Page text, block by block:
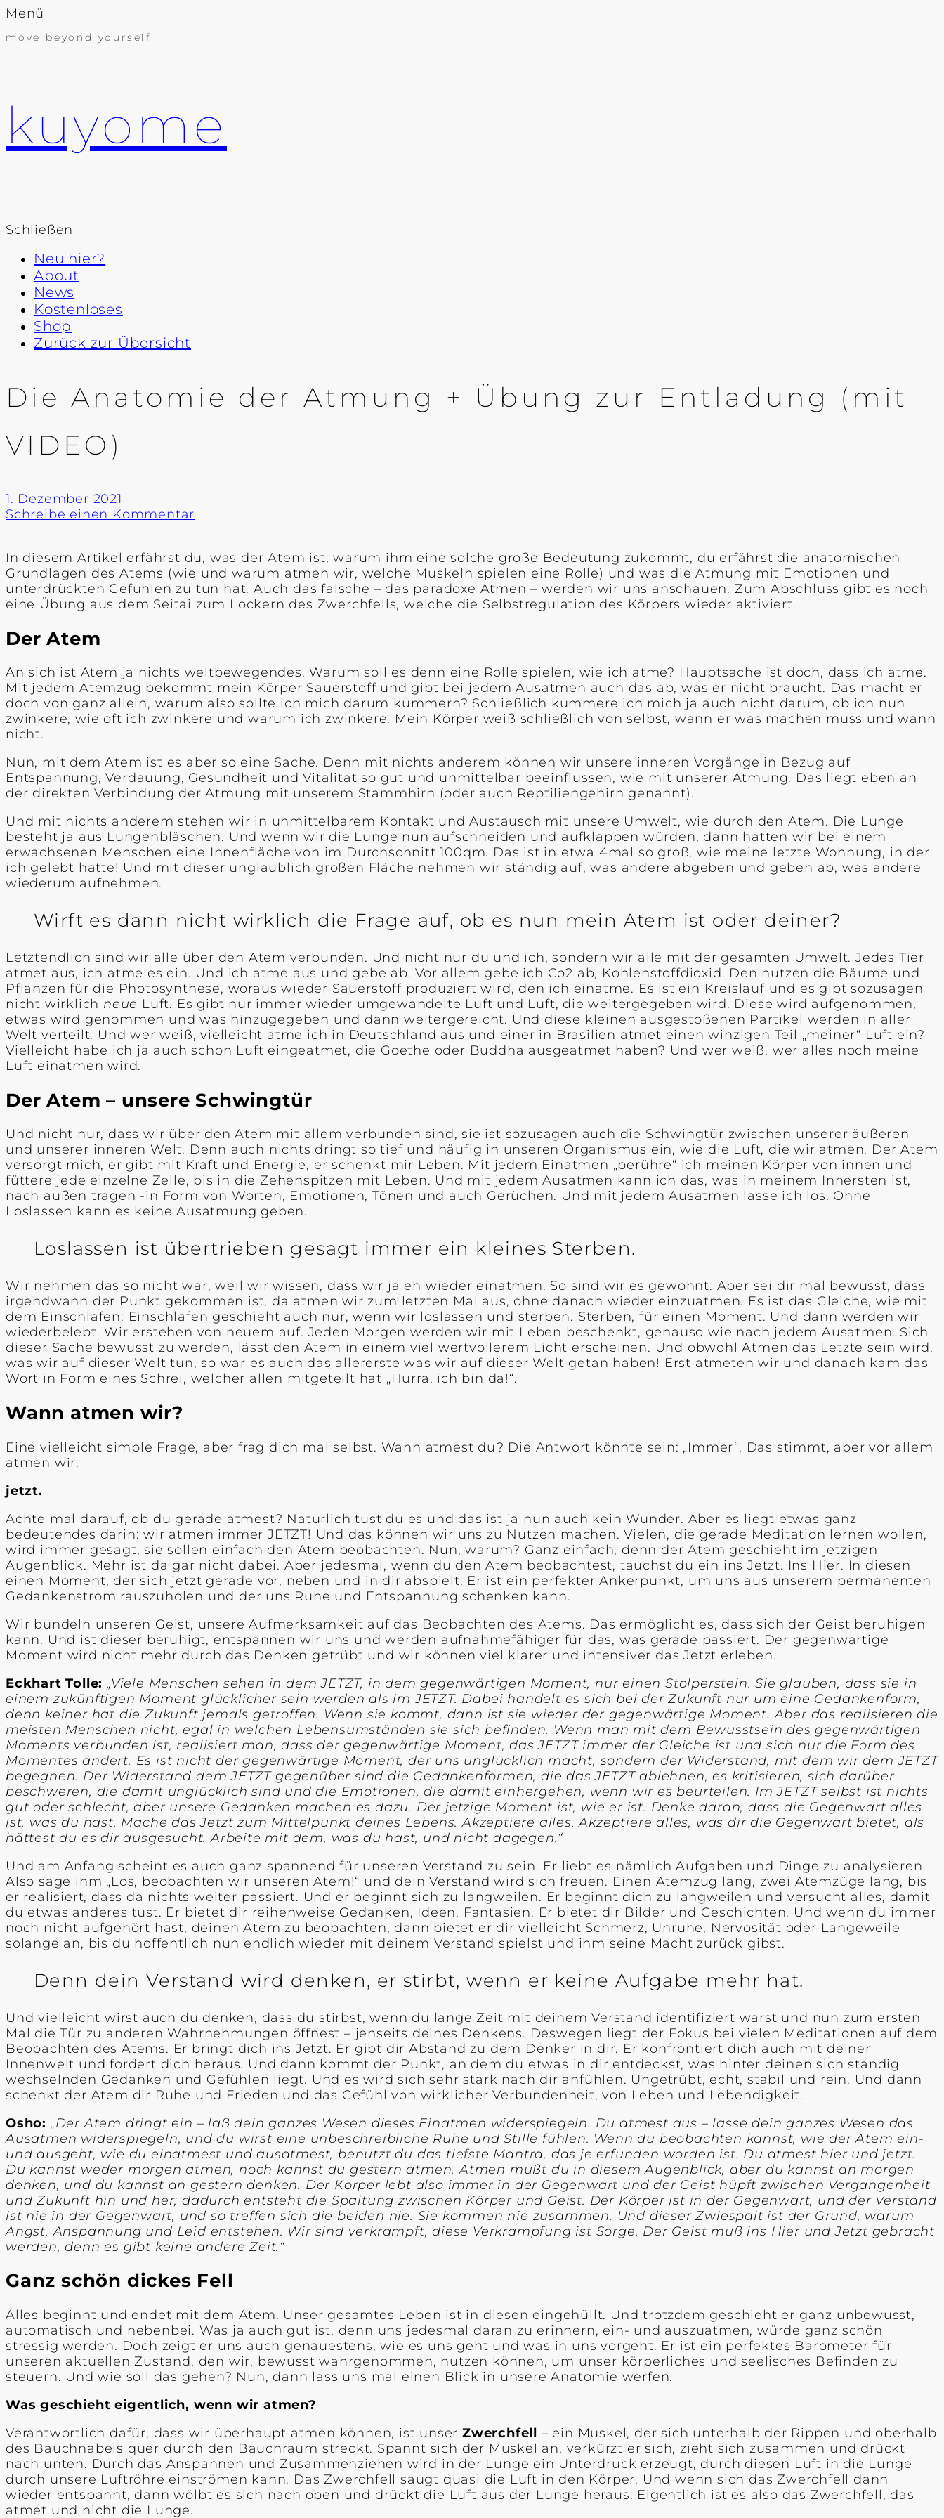
Menü
move beyond yourself
kuyome
Schließen
Neu hier?
About
News
Kostenloses
Shop
Zurück zur Übersicht
Die Anatomie der Atmung + Übung zur Entladung (mit
VIDEO)
1. Dezember 2021
Schreibe einen Kommentar
In diesem Artikel erfährst du, was der Atem ist, warum ihm eine solche große Bedeutung zukommt, du erfährst die anatomischen
Grundlagen des Atems (wie und warum atmen wir, welche Muskeln spielen eine Rolle) und was die Atmung mit Emotionen und
unterdrückten Gefühlen zu tun hat. Auch das falsche – das paradoxe Atmen – werden wir uns anschauen. Zum Abschluss gibt es noch
eine Übung aus dem Seitai zum Lockern des Zwerchfells, welche die Selbstregulation des Körpers wieder aktiviert.
Der Atem
An sich ist Atem ja nichts weltbewegendes. Warum soll es denn eine Rolle spielen, wie ich atme? Hauptsache ist doch, dass ich atme.
Mit jedem Atemzug bekommt mein Körper Sauerstoff und gibt bei jedem Ausatmen auch das ab, was er nicht braucht. Das macht er
doch von ganz allein, warum also sollte ich mich darum kümmern? Schließlich kümmere ich mich ja auch nicht darum, ob ich nun
zwinkere, wie oft ich zwinkere und warum ich zwinkere. Mein Körper weiß schließlich von selbst, wann er was machen muss und wann
nicht.
Nun, mit dem Atem ist es aber so eine Sache. Denn mit nichts anderem können wir unsere inneren Vorgänge in Bezug auf
Entspannung, Verdauung, Gesundheit und Vitalität so gut und unmittelbar beeinflussen, wie mit unserer Atmung. Das liegt eben an
der direkten Verbindung der Atmung mit unserem Stammhirn (oder auch Reptiliengehirn genannt).
Und mit nichts anderem stehen wir in unmittelbarem Kontakt und Austausch mit unsere Umwelt, wie durch den Atem. Die Lunge
besteht ja aus Lungenbläschen. Und wenn wir die Lunge nun aufschneiden und aufklappen würden, dann hätten wir bei einem
erwachsenen Menschen eine Innenfläche von im Durchschnitt 100qm. Das ist in etwa 4mal so groß, wie meine letzte Wohnung, in der
ich gelebt hatte! Und mit dieser unglaublich großen Fläche nehmen wir ständig auf, was andere abgeben und geben ab, was andere
wiederum aufnehmen.
Wirft es dann nicht wirklich die Frage auf, ob es nun mein Atem ist oder deiner?
Letztendlich sind wir alle über den Atem verbunden. Und nicht nur du und ich, sondern wir alle mit der gesamten Umwelt. Jedes Tier
atmet aus, ich atme es ein. Und ich atme aus und gebe ab. Vor allem gebe ich Co2 ab, Kohlenstoffdioxid. Den nutzen die Bäume und
Pflanzen für die Photosynthese, woraus wieder Sauerstoff produziert wird, den ich einatme. Es ist ein Kreislauf und es gibt sozusagen
nicht wirklich neue Luft. Es gibt nur immer wieder umgewandelte Luft und Luft, die weitergegeben wird. Diese wird aufgenommen,
etwas wird genommen und was hinzugegeben und dann weitergereicht. Und diese kleinen ausgestoßenen Partikel werden in aller
Welt verteilt. Und wer weiß, vielleicht atme ich in Deutschland aus und einer in Brasilien atmet einen winzigen Teil „meiner“ Luft ein?
Vielleicht habe ich ja auch schon Luft eingeatmet, die Goethe oder Buddha ausgeatmet haben? Und wer weiß, wer alles noch meine
Luft einatmen wird.
Der Atem – unsere Schwingtür
Und nicht nur, dass wir über den Atem mit allem verbunden sind, sie ist sozusagen auch die Schwingtür zwischen unserer äußeren
und unserer inneren Welt. Denn auch nichts dringt so tief und häufig in unseren Organismus ein, wie die Luft, die wir atmen. Der Atem
versorgt mich, er gibt mit Kraft und Energie, er schenkt mir Leben. Mit jedem Einatmen „berühre“ ich meinen Körper von innen und
füttere jede einzelne Zelle, bis in die Zehenspitzen mit Leben. Und mit jedem Ausatmen kann ich das, was in meinem Innersten ist,
nach außen tragen -in Form von Worten, Emotionen, Tönen und auch Gerüchen. Und mit jedem Ausatmen lasse ich los. Ohne
Loslassen kann es keine Ausatmung geben.
Loslassen ist übertrieben gesagt immer ein kleines Sterben.
Wir nehmen das so nicht war, weil wir wissen, dass wir ja eh wieder einatmen. So sind wir es gewohnt. Aber sei dir mal bewusst, dass
irgendwann der Punkt gekommen ist, da atmen wir zum letzten Mal aus, ohne danach wieder einzuatmen. Es ist das Gleiche, wie mit
dem Einschlafen: Einschlafen geschieht auch nur, wenn wir loslassen und sterben. Sterben, für einen Moment. Und dann werden wir
wiederbelebt. Wir erstehen von neuem auf. Jeden Morgen werden wir mit Leben beschenkt, genauso wie nach jedem Ausatmen. Sich
dieser Sache bewusst zu werden, lässt den Atem in einem viel wertvollerem Licht erscheinen. Und obwohl Atmen das Letzte sein wird,
was wir auf dieser Welt tun, so war es auch das allererste was wir auf dieser Welt getan haben! Erst atmeten wir und danach kam das
Wort in Form eines Schrei, welcher allen mitgeteilt hat „Hurra, ich bin da!“.
Wann atmen wir?
Eine vielleicht simple Frage, aber frag dich mal selbst. Wann atmest du? Die Antwort könnte sein: „Immer“. Das stimmt, aber vor allem
atmen wir:
jetzt.
Achte mal darauf, ob du gerade atmest? Natürlich tust du es und das ist ja nun auch kein Wunder. Aber es liegt etwas ganz
bedeutendes darin: wir atmen immer JETZT! Und das können wir uns zu Nutzen machen. Vielen, die gerade Meditation lernen wollen,
wird immer gesagt, sie sollen einfach den Atem beobachten. Nun, warum? Ganz einfach, denn der Atem geschieht im jetzigen
Augenblick. Mehr ist da gar nicht dabei. Aber jedesmal, wenn du den Atem beobachtest, tauchst du ein ins Jetzt. Ins Hier. In diesen
einen Moment, der sich jetzt gerade vor, neben und in dir abspielt. Er ist ein perfekter Ankerpunkt, um uns aus unserem permanenten
Gedankenstrom rauszuholen und der uns Ruhe und Entspannung schenken kann.
Wir bündeln unseren Geist, unsere Aufmerksamkeit auf das Beobachten des Atems. Das ermöglicht es, dass sich der Geist beruhigen
kann. Und ist dieser beruhigt, entspannen wir uns und werden aufnahmefähiger für das, was gerade passiert. Der gegenwärtige
Moment wird nicht mehr durch das Denken getrübt und wir können viel klarer und intensiver das Jetzt erleben.
Eckhart Tolle: „Viele Menschen sehen in dem JETZT, in dem gegenwärtigen Moment, nur einen Stolperstein. Sie glauben, dass sie in
einem zukünftigen Moment glücklicher sein werden als im JETZT. Dabei handelt es sich bei der Zukunft nur um eine Gedankenform,
denn keiner hat die Zukunft jemals getroffen. Wenn sie kommt, dann ist sie wieder der gegenwärtige Moment. Aber das realisieren die
meisten Menschen nicht, egal in welchen Lebensumständen sie sich befinden. Wenn man mit dem Bewusstsein des gegenwärtigen
Moments verbunden ist, realisiert man, dass der gegenwärtige Moment, das JETZT immer der Gleiche ist und sich nur die Form des
Momentes ändert. Es ist nicht der gegenwärtige Moment, der uns unglücklich macht, sondern der Widerstand, mit dem wir dem JETZT
begegnen. Der Widerstand dem JETZT gegenüber sind die Gedankenformen, die das JETZT ablehnen, es kritisieren, sich darüber
beschweren, die damit unglücklich sind und die Emotionen, die damit einhergehen, wenn wir es beurteilen. Im JETZT selbst ist nichts
gut oder schlecht, aber unsere Gedanken machen es dazu. Der jetzige Moment ist, wie er ist. Denke daran, dass die Gegenwart alles
ist, was du hast. Mache das Jetzt zum Mittelpunkt deines Lebens. Akzeptiere alles. Akzeptiere alles, was dir die Gegenwart bietet, als
hättest du es dir ausgesucht. Arbeite mit dem, was du hast, und nicht dagegen.“
Und am Anfang scheint es auch ganz spannend für unseren Verstand zu sein. Er liebt es nämlich Aufgaben und Dinge zu analysieren.
Also sage ihm „Los, beobachten wir unseren Atem!“ und dein Verstand wird sich freuen. Einen Atemzug lang, zwei Atemzüge lang, bis
er realisiert, dass da nichts weiter passiert. Und er beginnt sich zu langweilen. Er beginnt dich zu langweilen und versucht alles, damit
du etwas anderes tust. Er bietet dir reihenweise Gedanken, Ideen, Fantasien. Er bietet dir Bilder und Geschichten. Und wenn du immer
noch nicht aufgehört hast, deinen Atem zu beobachten, dann bietet er dir vielleicht Schmerz, Unruhe, Nervosität oder Langeweile
solange an, bis du hoffentlich nun endlich wieder mit deinem Verstand spielst und ihm seine Macht zurück gibst.
Denn dein Verstand wird denken, er stirbt, wenn er keine Aufgabe mehr hat.
Und vielleicht wirst auch du denken, dass du stirbst, wenn du lange Zeit mit deinem Verstand identifiziert warst und nun zum ersten
Mal die Tür zu anderen Wahrnehmungen öffnest – jenseits deines Denkens. Deswegen liegt der Fokus bei vielen Meditationen auf dem
Beobachten des Atems. Er bringt dich ins Jetzt. Er gibt dir Abstand zu dem Denker in dir. Er konfrontiert dich auch mit deiner
Innenwelt und fordert dich heraus. Und dann kommt der Punkt, an dem du etwas in dir entdeckst, was hinter deinen sich ständig
wechselnden Gedanken und Gefühlen liegt. Und es wird sich sehr stark nach dir anfühlen. Ungetrübt, echt, stabil und rein. Und dann
schenkt der Atem dir Ruhe und Frieden und das Gefühl von wirklicher Verbundenheit, von Leben und Lebendigkeit.
Osho: „Der Atem dringt ein – laß dein ganzes Wesen dieses Einatmen widerspiegeln. Du atmest aus – lasse dein ganzes Wesen das
Ausatmen widerspiegeln, und du wirst eine unbeschreibliche Ruhe und Stille fühlen. Wenn du beobachten kannst, wie der Atem ein-
und ausgeht, wie du einatmest und ausatmest, benutzt du das tiefste Mantra, das je erfunden worden ist. Du atmest hier und jetzt.
Du kannst weder morgen atmen, noch kannst du gestern atmen. Atmen mußt du in diesem Augenblick, aber du kannst an morgen
denken, und du kannst an gestern denken. Der Körper lebt also immer in der Gegenwart und der Geist hüpft zwischen Vergangenheit
und Zukunft hin und her; dadurch entsteht die Spaltung zwischen Körper und Geist. Der Körper ist in der Gegenwart, und der Verstand
ist nie in der Gegenwart, und so treffen sich die beiden nie. Sie kommen nie zusammen. Und dieser Zwiespalt ist der Grund, warum
Angst, Anspannung und Leid entstehen. Wir sind verkrampft, diese Verkrampfung ist Sorge. Der Geist muß ins Hier und Jetzt gebracht
werden, denn es gibt keine andere Zeit.“
Ganz schön dickes Fell
Alles beginnt und endet mit dem Atem. Unser gesamtes Leben ist in diesen eingehüllt. Und trotzdem geschieht er ganz unbewusst,
automatisch und nebenbei. Was ja auch gut ist, denn uns jedesmal daran zu erinnern, ein- und auszuatmen, würde ganz schön
stressig werden. Doch zeigt er uns auch genauestens, wie es uns geht und was in uns vorgeht. Er ist ein perfektes Barometer für
unseren aktuellen Zustand, den wir, bewusst wahrgenommen, nutzen können, um unser körperliches und seelisches Befinden zu
steuern. Und wie soll das gehen? Nun, dann lass uns mal einen Blick in unsere Anatomie werfen.
Was geschieht eigentlich, wenn wir atmen?
Verantwortlich dafür, dass wir überhaupt atmen können, ist unser Zwerchfell – ein Muskel, der sich unterhalb der Rippen und oberhalb
des Bauchnabels quer durch den Bauchraum streckt. Spannt sich der Muskel an, verkürzt er sich, zieht sich zusammen und drückt
nach unten. Durch das Anspannen und Zusammenziehen wird in der Lunge ein Unterdruck erzeugt, durch diesen Luft in die Lunge
durch unsere Luftröhre einströmen kann. Das Zwerchfell saugt quasi die Luft in den Körper. Und wenn sich das Zwerchfell dann
wieder entspannt, dann wölbt es sich nach oben und drückt die Luft aus der Lunge heraus. Eigentlich ist es also das Zwerchfell, das
atmet und nicht die Lunge.